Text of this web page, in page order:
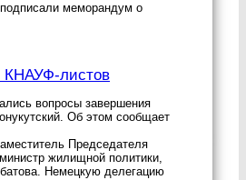
подписали меморандум о
КНАУФ-листов
вопросы завершения
Об этом сообщает
Председателя
жилищной политики,
Немецкую делегацию